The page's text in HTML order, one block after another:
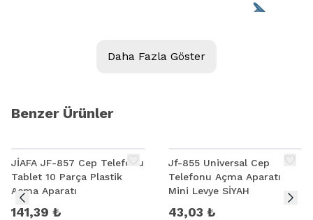
Daha Fazla Göster
Benzer Ürünler
JİAFA JF-857 Cep Telefonu
Tablet 10 Parça Plastik
Açma Aparatı
141,39 ₺
Jf-855 Universal Cep
Telefonu Açma Aparatı
Mini Levye SİYAH
43,03 ₺